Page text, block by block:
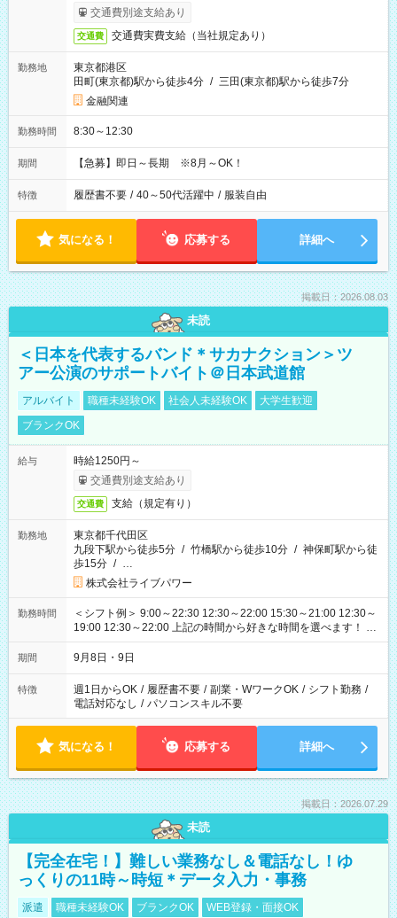
交通費別途支給あり
交通費 交通費実費支給（当社規定あり）
勤務地
東京都港区
田町(東京都)駅から徒歩4分 / 三田(東京都)駅から徒歩7分
金融関連
勤務時間 8:30～12:30
期間 【急募】即日～長期 ※8月～OK！
特徴 履歴書不要 / 40～50代活躍中 / 服装自由
気になる！ 応募する 詳細へ
掲載日：2026.08.03
未読
＜日本を代表するバンド＊サカナクション＞ツ
アー公演のサポートバイト＠日本武道館
アルバイト 職種未経験OK 社会人未経験OK
大学生歓迎
ブランクOK
給与
時給1250円～
交通費別途支給あり
交通費 支給（規定有り）
勤務地
東京都千代田区
九段下駅から徒歩5分 / 竹橋駅から徒歩10分 / 神保町駅から徒
歩15分 / …
株式会社ライブパワー
勤務時間
＜シフト例＞ 9:00～22:30 12:30～22:00 15:30～21:00 12:30～
19:00 12:30～22:00 上記の時間から好きな時間を選べます！ ※
時間は変更となる可能性があります
期間 9月8日・9日
特徴 週1日からOK / 履歴書不要 / 副業・WワークOK / シフト勤務 /
電話対応なし / パソコンスキル不要
気になる！ 応募する 詳細へ
掲載日：2026.07.29
未読
【完全在宅！】難しい業務なし＆電話なし！ゆ
っくりの11時～時短＊データ入力・事務
派遣 職種未経験OK ブランクOK WEB登録・面接OK